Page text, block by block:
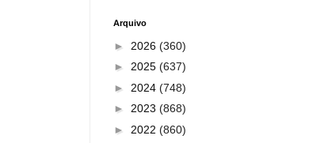
Arquivo
► 2026 (360)
► 2025 (637)
► 2024 (748)
► 2023 (868)
► 2022 (860)